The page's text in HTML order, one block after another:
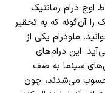
اوج درام رمانتیک
را آن‌گونه که به تحقیر
ملو‌درام‌ یکی از
این درام‌های
سینما به صف
می‌شدند، چون